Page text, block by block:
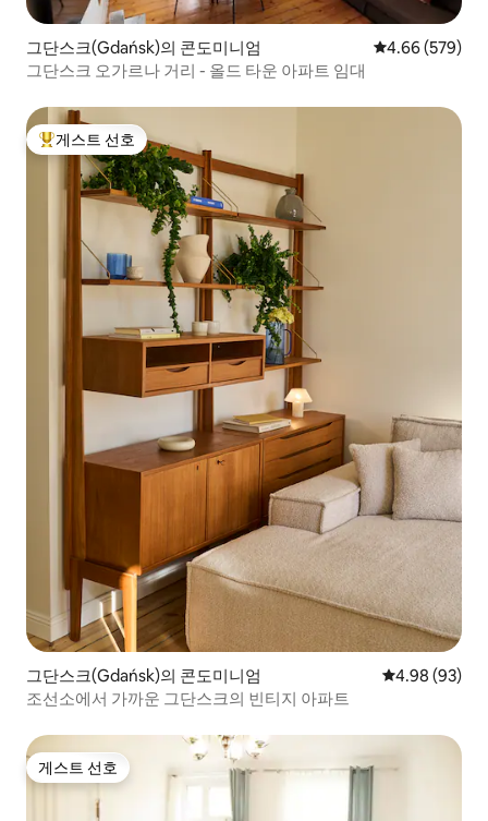
그단스크(Gdańsk)의 콘도미니엄 평점 4.66점(5
4.66 (579)
그단스크 오가르나 거리 - 올드 타운 아파트 임대
상위 게스트 선호
게스트 선호
그단스크(Gdańsk)의 콘도미니엄 평점 4.98점(5
4.98 (93)
조선소에서 가까운 그단스크의 빈티지 아파트
게스트 선호
게스트 선호